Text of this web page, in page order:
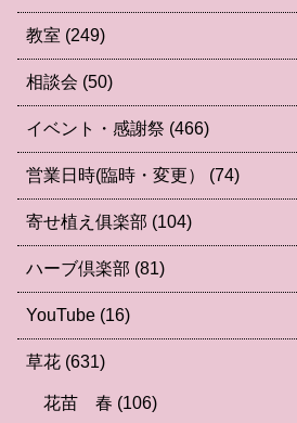
教室 (249)
相談会 (50)
イベント・感謝祭 (466)
営業日時(臨時・変更） (74)
寄せ植え俱楽部 (104)
ハーブ倶楽部 (81)
YouTube (16)
草花 (631)
花苗 春 (106)